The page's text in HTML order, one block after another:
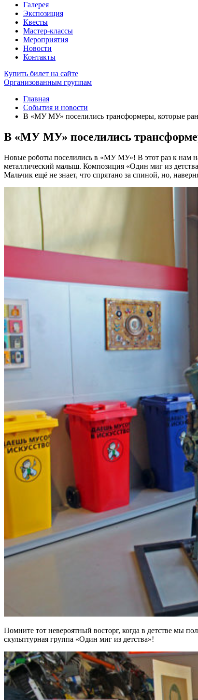
Галерея
Экспозиция
Квесты
Мастер-классы
Мероприятия
Новости
Контакты
Купить билет на сайте
Организованным группам
Главная
События и новости
В «МУ МУ» поселились трансформеры, которые
В «МУ МУ» поселились
Новые роботы поселились в «МУ МУ»! В этот раз к нам
металлический малыш. Композиция «Один миг из
Мальчик ещё не знает, что спрятано за спиной, но,
Помните тот невероятный восторг, когда в детстве мы
скульптурная группа «Один миг из детства»!